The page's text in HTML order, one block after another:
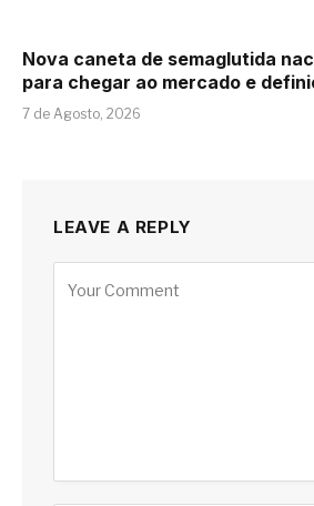
Nova caneta de semaglutida
para chegar ao mercado e
7 de Agosto, 2026
LEAVE A REPLY